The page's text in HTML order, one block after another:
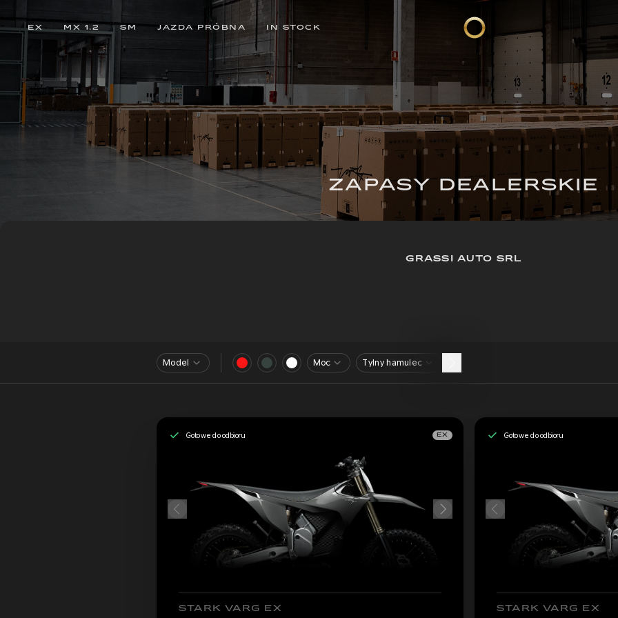
EX MX 1.2 SM JAZDA PRÓBNA IN STOCK
ZAPASY DEALERSKIE
GRASSI AUTO SRL
Model Moc Tylny hamulec
Gotowe do odbioru EX
STARK VARG EX
Gotowe do odbioru
STARK VARG EX